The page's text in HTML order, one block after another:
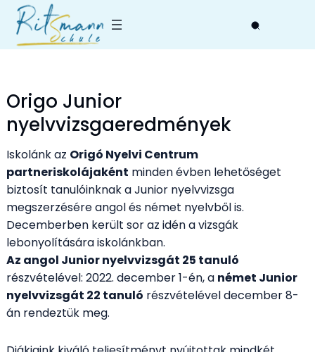
Skip
content
Origo Junior
nyelvvizsgaeredmények
Iskolánk az Origó Nyelvi Centrum
partneriskolájaként minden évben lehetőséget
biztosít tanulóinknak a Junior nyelvvizsga
megszerzésére angol és német nyelvből is.
Decemberben került sor az idén a vizsgák
lebonyolítására iskolánkban.
Az angol Junior nyelvvizsgát 25 tanuló
részvételével: 2022. december 1-én, a német Junior
nyelvvizsgát 22 tanuló részvételével december 8-
án rendeztük meg.